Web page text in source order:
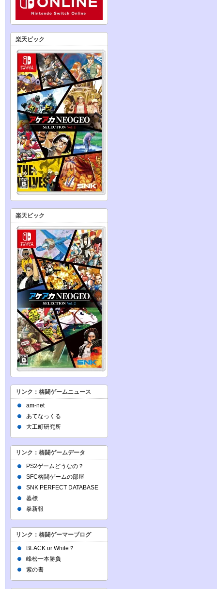
楽天ビック
楽天ビック
リンク：格闘ゲームニュース
am-net
あてなっくる
大工町研究所
リンク：格闘ゲームデータ
PS2ゲームどうなの？
SFC格闘ゲームの部屋
SNK PERFECT DATABASE
墓標
拳新報
リンク：格闘ゲーマーブログ
BLACK or White？
峰松一本勝負
紫の書